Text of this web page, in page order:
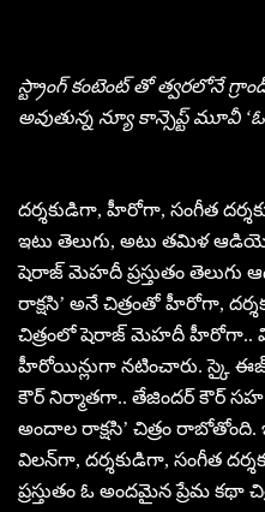
స్ట్రాంగ్ కంటెంట్ తో త్వరలోనే
అవుతున్న న్యూ కాన్సెప్ట్ మూవీ
దర్శకుడిగా, హీరోగా, సంగీత
ఇటు తెలుగు, అటు తమిళ
షెరాజ్ మెహదీ ప్రస్తుతం తెలుగు
రాక్షసి’ అనే చిత్రంతో హీరోగా,
చిత్రంలో షెరాజ్ మెహదీ హీరోగా..
హీరోయిన్లుగా నటించారు. స్కై
కౌర్ నిర్మాతగా.. తేజిందర్ కౌర్
అందాల రాక్షసి’ చిత్రం
విలన్‌గా, దర్శకుడిగా, సంగీత
ప్రస్తుతం ఓ అందమైన ప్రేమ కథా